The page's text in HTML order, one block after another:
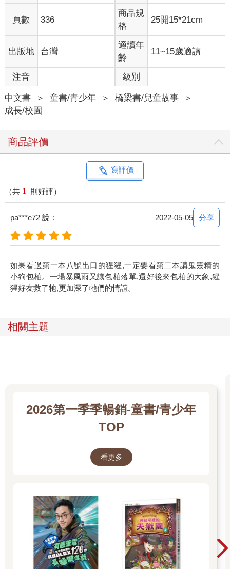
頁數 336
商品規
格
25開15*21cm
出版地 台灣
適讀年
齡
11~15歲適讀
注音 級別
中文書 ＞ 童書/青少年 ＞ 橋梁書/兒童故事
＞
成長/校園
商品評價
寫評價
（共 1 則好評）
pa***e72 說： 2022-05-05 分享
如果看過第一本八號出口的猩猩,一定要看第二本講鬼靈精的
小狗包柏。一場暴風雨又讓包柏落單,還好後來包柏的大象,猩
相關主題
2026第一季季暢銷-童書/青少年
TOP
看更多